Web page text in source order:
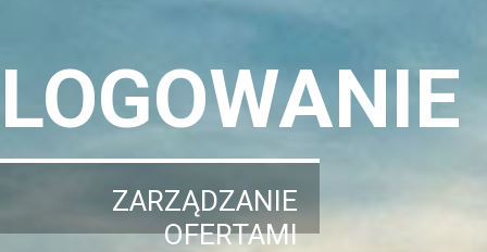
LOGOWANIE
ZARZĄDZANIE
OFERTAMI